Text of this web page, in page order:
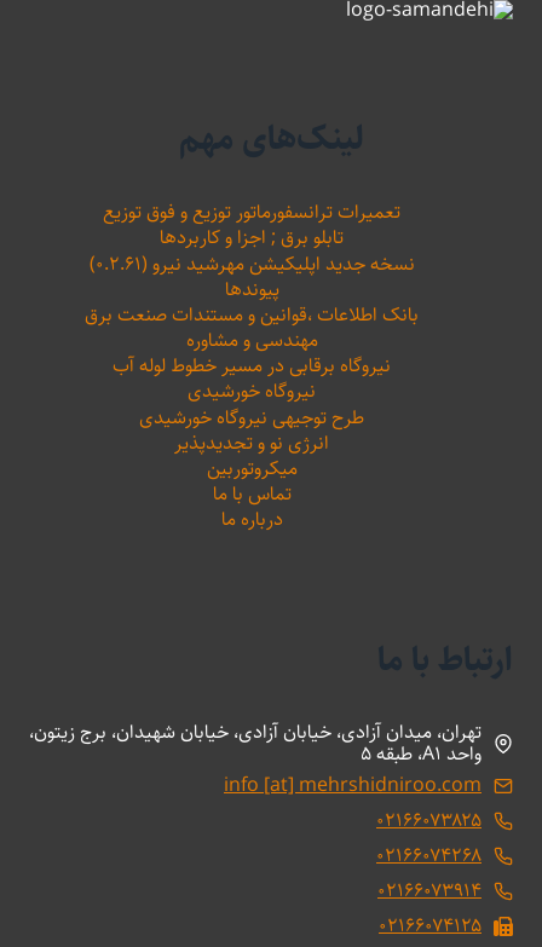
لینک‌های مهم
تعمیرات ترانسفورماتور توزیع و فوق توزیع
تابلو برق ; اجزا و کاربردها
نسخه جدید اپلیکیشن مهرشید نیرو (۰.۲.۶۱)
پیوندها
بانک اطلاعات ،‌قوانین و مستندات صنعت برق
مهندسی و مشاوره
نیروگاه برقابی در مسیر خطوط لوله آب
نیروگاه خورشیدی
طرح توجیهی نیروگاه خورشیدی
انرژی نو و تجدیدپذیر
میکروتوربین
تماس با ما
درباره ما
ارتباط با ما
تهران، میدان آزادی، خیابان آزادی، خیابان شهیدان، برج زیتون،
واحد A1، طبقه 5
info [at] mehrshidniroo.com
۰۲۱۶۶۰۷۳۸۲۵
۰۲۱۶۶۰۷۴۲۶۸
۰۲۱۶۶۰۷۳۹۱۴
۰۲۱۶۶۰۷۴۱۲۵